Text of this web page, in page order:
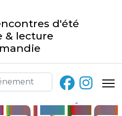
d'été
& lecture